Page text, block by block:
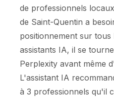
de professionnels
de Saint-Quentin a
positionnement sur tous
assistants IA, il se
Perplexity avant même
L'assistant IA
à 3 professionnels qu'il